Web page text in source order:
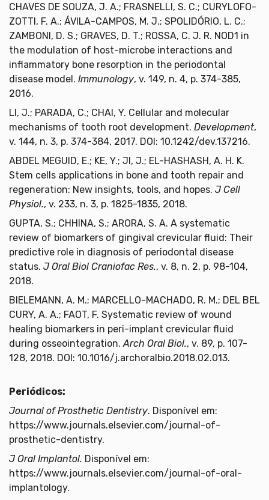
CHAVES DE SOUZA, J. A.; FRASNELLI, S. C.; CURYLOFO-
ZOTTI, F. A.; ÁVILA-CAMPOS, M. J.; SPOLIDÓRIO, L. C.;
ZAMBONI, D. S.; GRAVES, D. T.; ROSSA, C. J. R. NOD1 in
the modulation of host-microbe interactions and
inflammatory bone resorption in the periodontal
disease model. Immunology, v. 149, n. 4, p. 374-385,
2016.
LI, J.; PARADA, C.; CHAI, Y. Cellular and molecular
mechanisms of tooth root development. Development,
v. 144, n. 3, p. 374-384, 2017. DOI: 10.1242/dev.137216.
ABDEL MEGUID, E.; KE, Y.; JI, J.; EL-HASHASH, A. H. K.
Stem cells applications in bone and tooth repair and
regeneration: New insights, tools, and hopes. J Cell
Physiol., v. 233, n. 3, p. 1825-1835, 2018.
GUPTA, S.; CHHINA, S.; ARORA, S. A. A systematic
review of biomarkers of gingival crevicular fluid: Their
predictive role in diagnosis of periodontal disease
status. J Oral Biol Craniofac Res., v. 8, n. 2, p. 98-104,
2018.
BIELEMANN, A. M.; MARCELLO-MACHADO, R. M.; DEL BEL
CURY, A. A.; FAOT, F. Systematic review of wound
healing biomarkers in peri-implant crevicular fluid
during osseointegration. Arch Oral Biol., v. 89, p. 107-
128, 2018. DOI: 10.1016/j.archoralbio.2018.02.013.
Periódicos:
Journal of Prosthetic Dentistry. Disponível em:
https://www.journals.elsevier.com/journal-of-
prosthetic-dentistry.
J Oral Implantol. Disponível em:
https://www.journals.elsevier.com/journal-of-oral-
implantology.